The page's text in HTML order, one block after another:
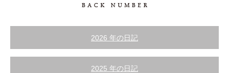
2026 年の日記
2025 年の日記